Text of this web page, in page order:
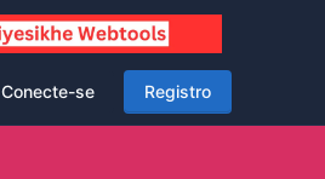
Conecte-se Registro